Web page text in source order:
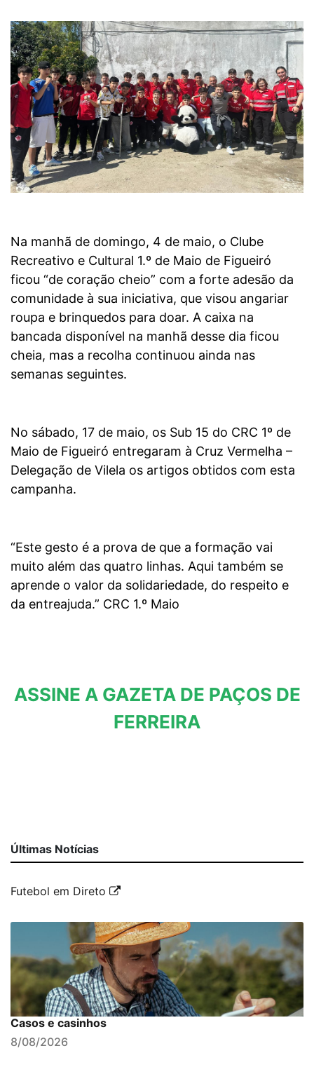
Na manhã de domingo, 4 de maio, o Clube
Recreativo e Cultural 1.º de Maio de Figueiró
ficou “de coração cheio” com a forte adesão da
comunidade à sua iniciativa, que visou angariar
roupa e brinquedos para doar. A caixa na
bancada disponível na manhã desse dia ficou
cheia, mas a recolha continuou ainda nas
semanas seguintes.
No sábado, 17 de maio, os Sub 15 do CRC 1º de
Maio de Figueiró entregaram à Cruz Vermelha –
Delegação de Vilela os artigos obtidos com esta
campanha.
“Este gesto é a prova de que a formação vai
muito além das quatro linhas. Aqui também se
aprende o valor da solidariedade, do respeito e
da entreajuda.” CRC 1.º Maio
ASSINE A GAZETA DE PAÇOS DE
FERREIRA
Últimas Notícias
Futebol em Direto
Casos e casinhos
8/08/2026